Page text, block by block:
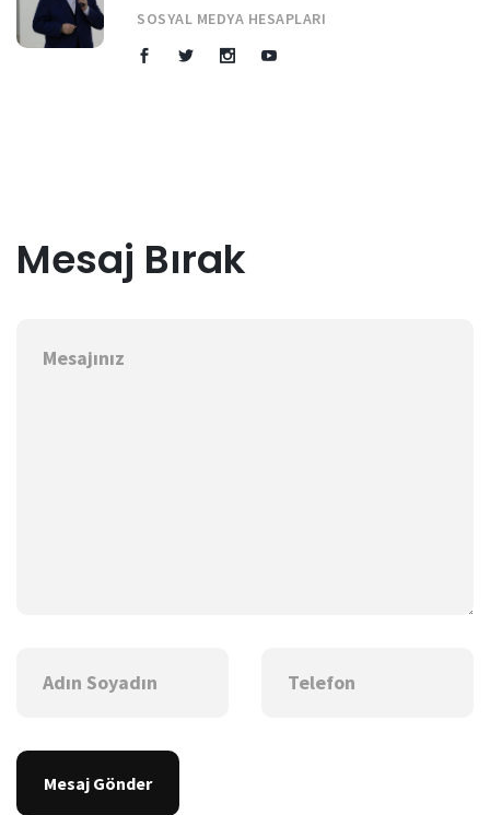
SOSYAL MEDYA HESAPLARI
Mesaj Bırak
Mesaj Gönder